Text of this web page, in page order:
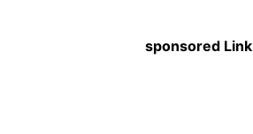
sponsored Link